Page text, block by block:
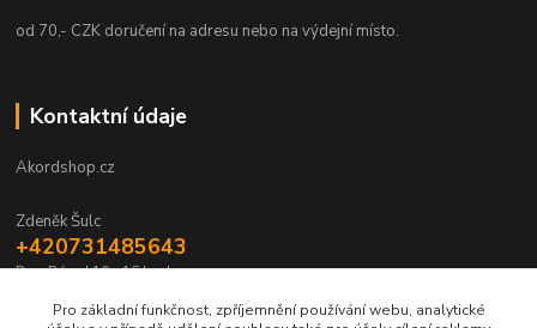
od 70,- CZK doručení na adresu nebo na výdejní místo.
Kontaktní údaje
Akordshop.cz
Zdeněk Šulc
+420731485643
Po - Pá od 10 - 16 hod.
info@akordshop.cz
Pro základní funkčnost, zpříjemnění používání webu, analytické